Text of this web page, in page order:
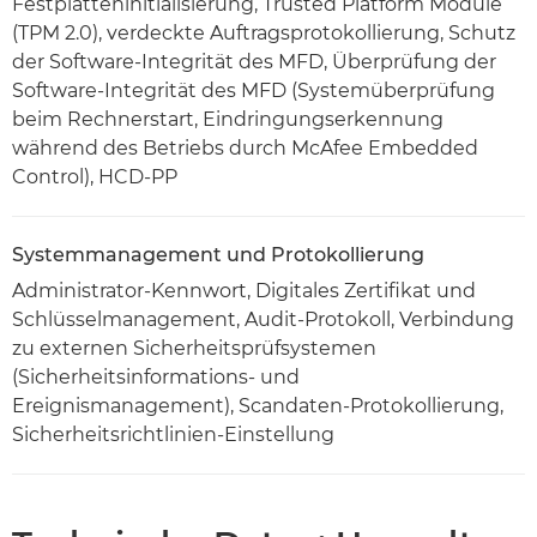
(TPM 2.0), verdeckte Auftragsprotokollierung, Schutz
der Software-Integrität des MFD, Überprüfung der
Software-Integrität des MFD (Systemüberprüfung
beim Rechnerstart, Eindringungserkennung
während des Betriebs durch McAfee Embedded
Control), HCD-PP
Systemmanagement und Protokollierung
Administrator-Kennwort, Digitales Zertifikat und
Schlüsselmanagement, Audit-Protokoll, Verbindung
zu externen Sicherheitsprüfsystemen
(Sicherheitsinformations- und
Ereignismanagement), Scandaten-Protokollierung,
Sicherheitsrichtlinien-Einstellung